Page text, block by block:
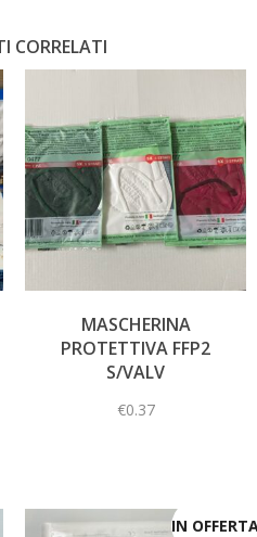
CORRELATI
MASCHERINA
PROTETTIVA FFP2
S/VALV
€0.37
IN